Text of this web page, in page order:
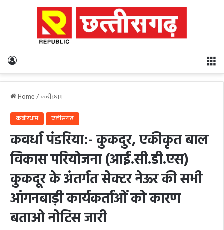
Home/कबीरधाम
कबीरधाम छत्तीसगढ़
कवर्धा पंडरिया:- कुकदुर, एकीकृत बाल
विकास परियोजना (आई.सी.डी.एस)
कुकदूर के अंतर्गत सेक्टर नेऊर की सभी
आंगनबाड़ी कार्यकर्ताओं को कारण
बताओ नोटिस जारी